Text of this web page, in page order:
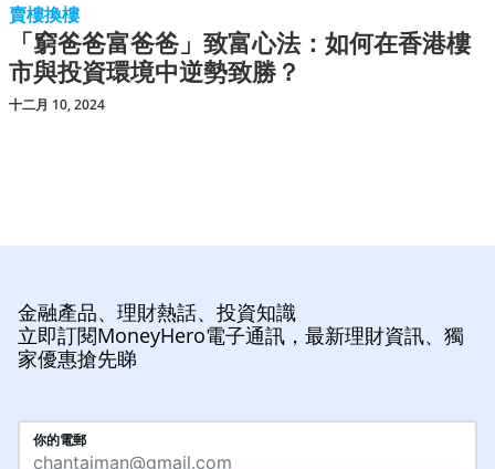
賣樓換樓
「窮爸爸富爸爸」致富心法：如何在香港樓
市與投資環境中逆勢致勝？
十二月 10, 2024
金融產品、理財熱話、投資知識
立即訂閱MoneyHero電子通訊，最新理財資訊、獨
家優惠搶先睇